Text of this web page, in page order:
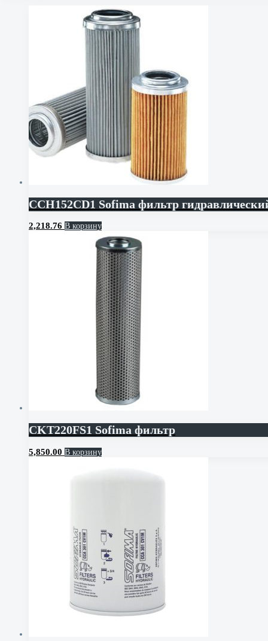
CCH152CD1 Sofima фильтр
2,218.76 В корзину
CKT220FS1 Sofima фильтр
5,850.00 В корзину